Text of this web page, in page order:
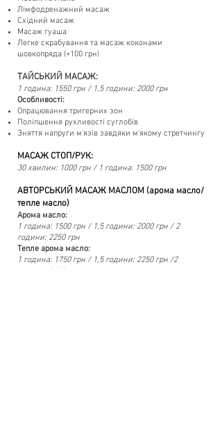
Лімфодренажний масаж
Східний масаж
Масаж гуаша
Легке скрабування та масаж коконами
шовкопряда (+100 грн)
ТАЙСЬКИЙ МАСАЖ:
1 година: 1550 грн / 1,5 години: 2000 грн
Особливості:
Опрацювання тригерних зон
Поліпшення рухливості суглобів
Зняття напруги м'язів завдяки м'якому стретчингу
МАСАЖ СТОП/РУК:
30 хвилин: 1000 грн / 1 година: 1500 грн
АВТОРСЬКИЙ МАСАЖ МАСЛОМ (арома масло/
тепле масло)
Арома масло:
1 година: 1500 грн / 1,5 години: 2000 грн / 2
години: 2250 грн
Тепле арома масло:
1 година: 1750 грн / 1,5 години: 2250 грн /2